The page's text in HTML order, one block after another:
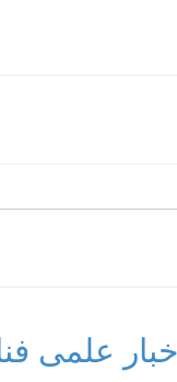
علمی